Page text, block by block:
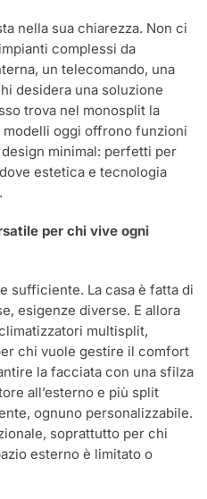
nella sua chiarezza. Non ci
complessi da
un telecomando, una
desidera una soluzione
trova nel monosplit la
oggi offrono funzioni
minimal: perfetti per
estetica e tecnologia
per chi vive ogni
sufficiente. La casa è fatta di
esigenze diverse. E allora
multisplit,
chi vuole gestire il comfort
la facciata con una sfilza
all’esterno e più split
ognuno personalizzabile.
soprattutto per chi
esterno è limitato o